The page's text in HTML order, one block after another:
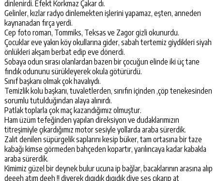
dinlenirdi. Efekt Korkmaz Çakar dı.
Gelinler, kızlar radyo dinlemekten işlerini yapamaz, eşten, anneden
kaynanadan fırça yerdi.
Cep foto roman, Tommiks, Teksas ve Zagor gizli okunurdu.
Çocuklar eve yakın köy okullarına gider, sabah tertemiz giydikleri siyah
önlükleri akşam berbat edip eve dönerdi.
Sobaya odun sırası olanlardan bazen bir çocuğun elinde iki üç tane
fındık odununu sürükleyerek okula götürürdü.
Sınıf başkanı olmak çok havalıydı.
Temizlik kolu başkanı, tuvaletlerden, sınıfın içinden ,çöp tenekesinden
sorumlu tutulduğından alaya alınırdı.
Patlak toplarla çok maç kazandığımız olmuştur.
Ham üzüm tefeğinden yapılan direksiyon ve dudaklarımızın
titreşimiyle çıkardığımız motor sesiyle yollarda araba sürerdik.
Zalıt denilen süpürgelik saplarını kesip büker, tam ortasına bir taze
kabağı kimse görmeden bahçeden kopartır, yarılıncaya kadar kabakla
araba sürerdik.
Kimimiz güzel bir deynek bulur ucuna ip bağlar, bacaklarının arasına alıp
deeeh atım deeh !! diyerek dıgıdık dıgıdık diye ses çıkarıp at